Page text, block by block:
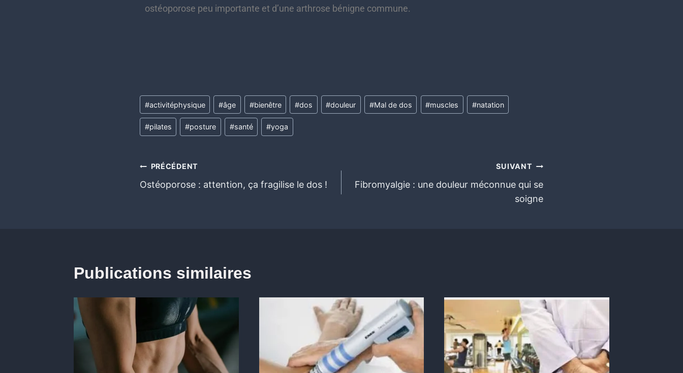
ostéoporose peu importante et d’une arthrose bénigne commune.
#activitéphysique #âge #bienêtre #dos #douleur #Mal de dos #muscles #natation
#pilates #posture #santé #yoga
PRÉCÉDENT
Ostéoporose : attention, ça fragilise le dos !
SUIVANT
Fibromyalgie : une douleur méconnue qui se
soigne
Publications similaires